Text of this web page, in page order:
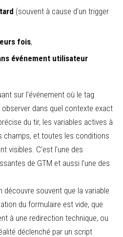
(souvent à cause d’un trigger
fois,
événement utilisateur
sur l’événement où le tag
observer dans quel contexte exact
du tir, les variables actives à
champs, et toutes les conditions
visibles. C’est l’une des
de GTM et aussi l’une des
découvre souvent que la variable
du formulaire est vide, que
à une redirection technique, ou
déclenché par un script